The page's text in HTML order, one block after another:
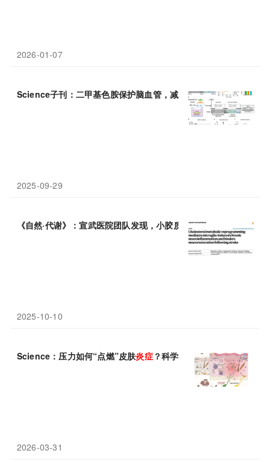
2026-01-07
Science子刊：二甲基色胺保护脑血管，减少 神经炎症，有望用于
2025-09-29
《自然·代谢》：宣武医院团队发现，小胶质细胞胆固醇代谢重编
2025-10-10
Science：压力如何“点燃”皮肤炎症？科学家首次揭示大脑-神经
2026-03-31